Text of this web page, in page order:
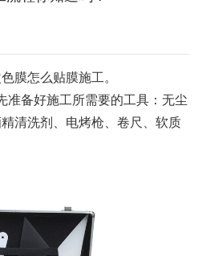
膜怎么贴膜施工。
准备好施工所需要的工具：无尘
清洗剂、电烤枪、卷尺、软质